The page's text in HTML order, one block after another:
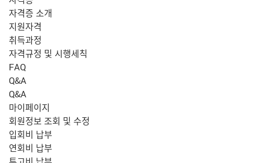
자격증 소개
지원자격
취득과정
자격규정 및 시행세칙
FAQ
Q&A
Q&A
마이페이지
회원정보 조회 및 수정
입회비 납부
연회비 납부